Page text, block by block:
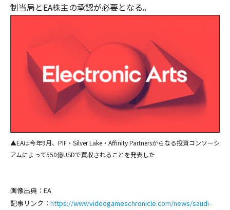
制当局とEA株主の承認が必要となる。
▲EAは今年9月、PIF・Silver Lake・Affinity Partnersからなる投資コンソーシ
アムによって550億USDで買収されることを発表した
画像出典：EA
記事リンク： https://www.videogameschronicle.com/news/saudi-